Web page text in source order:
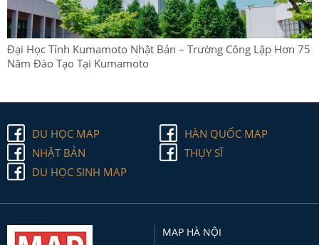
Đại Học Tỉnh Kumamoto Nhật Bản – Trường Công Lập Hơn 75
Năm Đào Tạo Tại Kumamoto
DU HỌC MAP
HÀN QUỐC MAP
NHẬT BẢN
THỤY SĨ
DU HỌC SINH MAP
MAP HÀ NỘI